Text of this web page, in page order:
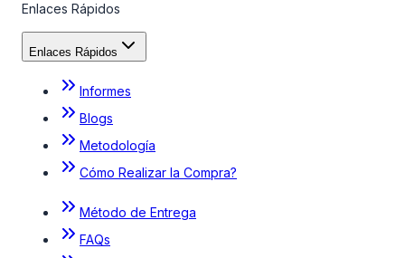
Enlaces Rápidos
Enlaces Rápidos
Informes
Blogs
Metodología
Cómo Realizar la Compra?
Método de Entrega
FAQs